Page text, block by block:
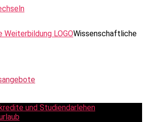
Wissenschaftliche
und Studiendarlehen